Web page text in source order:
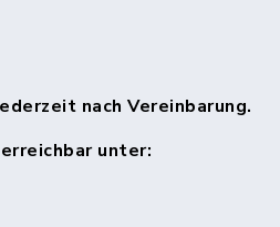
nach Vereinbarung.
unter: